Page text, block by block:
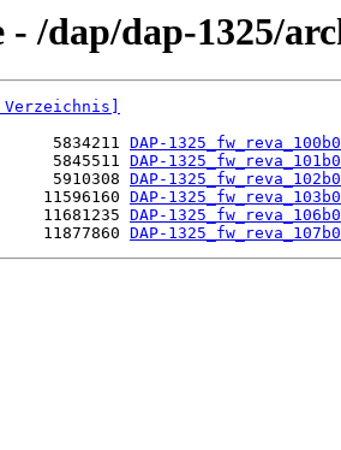
/dap/dap-1325/
Verzeichnis]
5834211 DAP-
5845511 DAP-
5910308 DAP-
11596160 DAP-
11681235 DAP-
11877860 DAP-